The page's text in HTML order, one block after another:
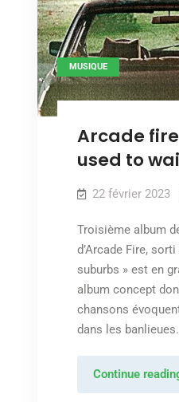
MUSIQUE
Arcade fire
used to
22 février 2023
Troisième album
d’Arcade Fire,
suburbs » est en
album concept
chansons
dans les
Continue